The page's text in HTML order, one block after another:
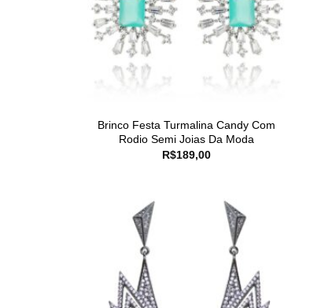
Brinco Festa Turmalina Candy Com
Rodio Semi Joias Da Moda
R$189,00